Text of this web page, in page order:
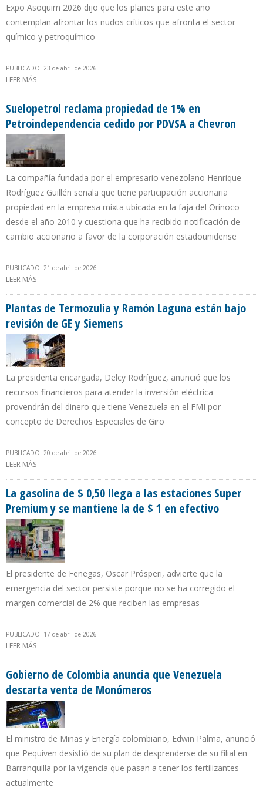
Expo Asoquim 2026 dijo que los planes para este año
contemplan afrontar los nudos críticos que afronta el sector
químico y petroquímico
PUBLICADO: 23 de abril de 2026
LEER MÁS
Suelopetrol reclama propiedad de 1% en
Petroindependencia cedido por PDVSA a Chevron
La compañía fundada por el empresario venezolano Henrique
Rodríguez Guillén señala que tiene participación accionaria
propiedad en la empresa mixta ubicada en la faja del Orinoco
desde el año 2010 y cuestiona que ha recibido notificación de
cambio accionario a favor de la corporación estadounidense
PUBLICADO: 21 de abril de 2026
LEER MÁS
Plantas de Termozulia y Ramón Laguna están bajo
revisión de GE y Siemens
La presidenta encargada, Delcy Rodríguez, anunció que los
recursos financieros para atender la inversión eléctrica
provendrán del dinero que tiene Venezuela en el FMI por
concepto de Derechos Especiales de Giro
PUBLICADO: 20 de abril de 2026
LEER MÁS
La gasolina de $ 0,50 llega a las estaciones Super
Premium y se mantiene la de $ 1 en efectivo
El presidente de Fenegas, Oscar Prósperi, advierte que la
emergencia del sector persiste porque no se ha corregido el
margen comercial de 2% que reciben las empresas
PUBLICADO: 17 de abril de 2026
LEER MÁS
Gobierno de Colombia anuncia que Venezuela
descarta venta de Monómeros
El ministro de Minas y Energía colombiano, Edwin Palma, anunció
que Pequiven desistió de su plan de desprenderse de su filial en
Barranquilla por la vigencia que pasan a tener los fertilizantes
actualmente